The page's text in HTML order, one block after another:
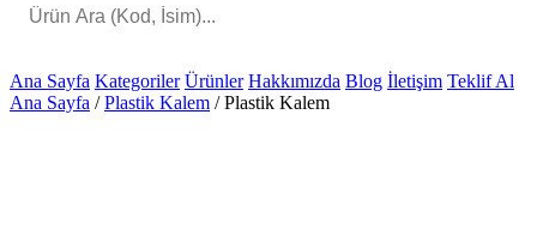
Ana Sayfa Kategoriler Ürünler Hakkımızda Blog İletişim Teklif Al
Ana Sayfa / Plastik Kalem / Plastik Kalem